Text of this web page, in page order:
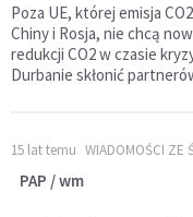
Poza UE, której emisja
Chiny i Rosja, nie chcą
redukcji CO2 w czasie
Durbanie skłonić
15 lat temu WIADOMOŚCI ZE
PAP / wm